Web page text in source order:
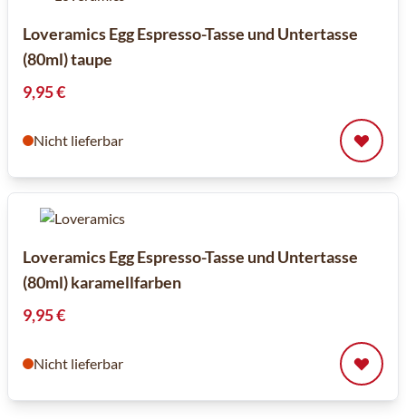
Loveramics Egg Espresso-Tasse und Untertasse
(80ml) taupe
9,95 €
Nicht lieferbar
Loveramics Egg Espresso-Tasse und Untertasse
(80ml) karamellfarben
9,95 €
Nicht lieferbar